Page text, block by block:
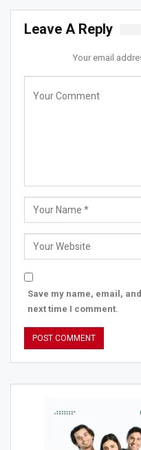
Leave A Reply
Your email
Save my name, email,
next time I comment.